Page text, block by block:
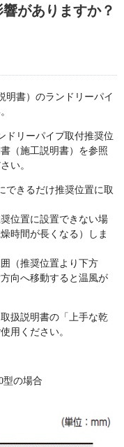
がありますか？
明書）のランドリーパイ
ドリーパイプ取付推奨位
（施工説明書）を参照
い。
できるだけ推奨位置に取
位置に設置できない場
時間が長くなる）しま
（推奨位置より下方
向へ移動すると温風が
扱説明書の「上手な乾
用ください。
の場合